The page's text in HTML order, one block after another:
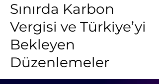
Sınırda Karbon
Vergisi ve Türkiye’yi
Bekleyen
Düzenlemeler